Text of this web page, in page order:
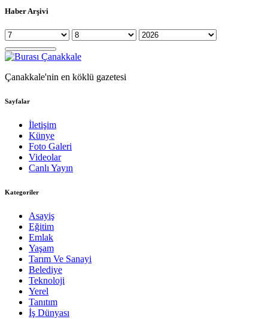
Haber Arşivi
Çanakkale'nin en köklü gazetesi
Sayfalar
İletişim
Künye
Foto Galeri
Videolar
Canlı Yayın
Kategoriler
Asayiş
Eğitim
Emlak
Yaşam
Tarım Ve Sanayi
Belediye
Teknoloji
Yerel
Tanıtım
İş Dünyası